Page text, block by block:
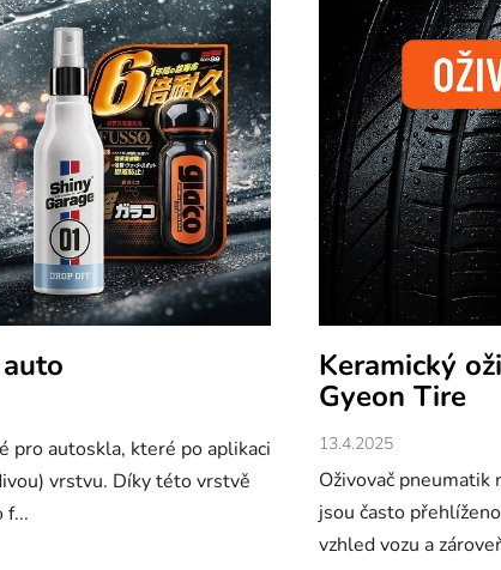
pro autoskla, které po aplikaci
vrstvu. Díky této vrstvě
f...
Keramický
Gyeon Tire
13.4.2025
Oživovač pneumatik
jsou často
vzhled vozu a